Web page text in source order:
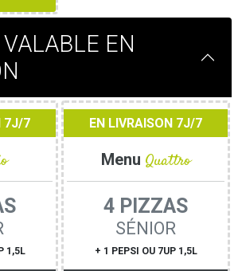
EN
7J/7
1,5L
EN LIVRAISON 7J/7
Menu Quattro
4 PIZZAS
SÉNIOR
+ 1 PEPSI OU 7UP 1,5L